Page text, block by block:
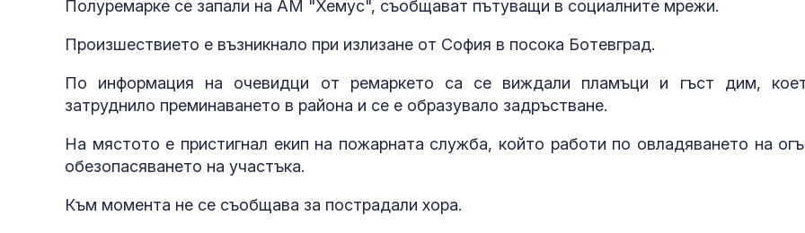
Полуремарке се запали на АМ "Хемус", съобщават пътуващи в социалните мрежи.
Произшествието е възникнало при излизане от София в посока Ботевград.
По информация на очевидци от ремаркето са се виждали пламъци и гъст дим,
затруднило преминаването в района и се е образувало задръстване.
На мястото е пристигнал екип на пожарната служба, който работи по овладяването на
обезопасяването на участъка.
Към момента не се съобщава за пострадали хора.